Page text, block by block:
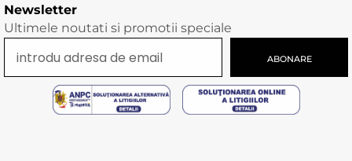
Newsletter
Ultimele noutati si promotii speciale
ABONARE